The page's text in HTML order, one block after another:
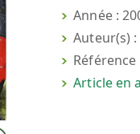
Année :
Auteur(s) :
Référence
Article en